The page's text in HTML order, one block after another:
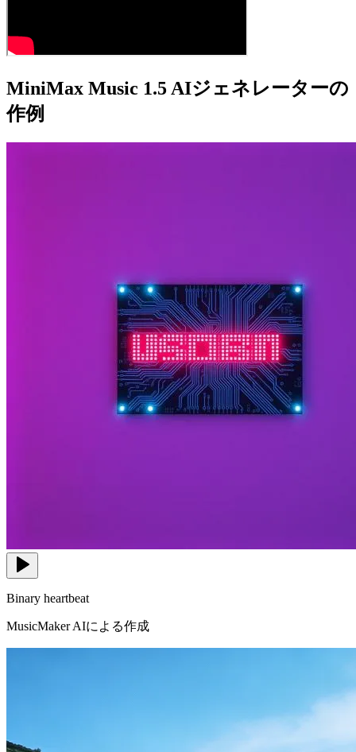
MiniMax Music 1.5 AIジェネレーターの
作例
Binary heartbeat
MusicMaker AIによる作成